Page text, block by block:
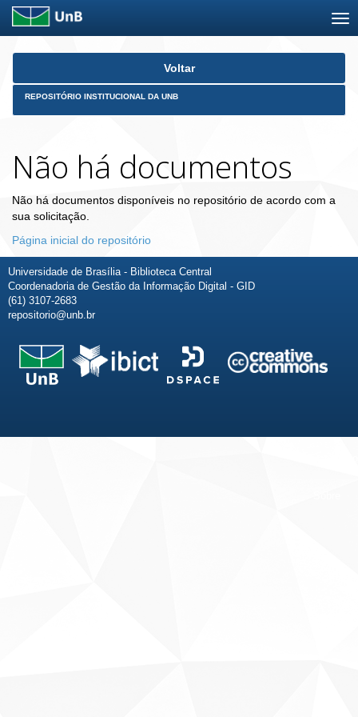
Skip
Voltar
REPOSITÓRIO INSTITUCIONAL DA UNB
Não há documentos
Não há documentos disponíveis no repositório de acordo com a
sua solicitação.
Página inicial do repositório
Universidade de Brasília - Biblioteca Central
Coordenadoria de Gestão da Informação Digital - GID
(61) 3107-2683
repositorio@unb.br